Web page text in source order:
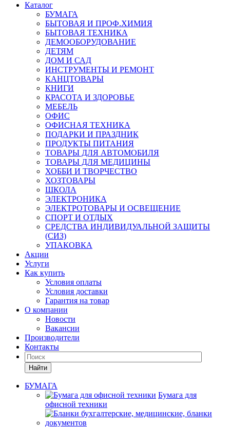
Каталог
БУМАГА
БЫТОВАЯ И ПРОФ.ХИМИЯ
БЫТОВАЯ ТЕХНИКА
ДЕМООБОРУДОВАНИЕ
ДЕТЯМ
ДОМ И САД
ИНСТРУМЕНТЫ И РЕМОНТ
КАНЦТОВАРЫ
КНИГИ
КРАСОТА И ЗДОРОВЬЕ
МЕБЕЛЬ
ОФИС
ОФИСНАЯ ТЕХНИКА
ПОДАРКИ И ПРАЗДНИК
ПРОДУКТЫ ПИТАНИЯ
ТОВАРЫ ДЛЯ АВТОМОБИЛЯ
ТОВАРЫ ДЛЯ МЕДИЦИНЫ
ХОББИ И ТВОРЧЕСТВО
ХОЗТОВАРЫ
ШКОЛА
ЭЛЕКТРОНИКА
ЭЛЕКТРОТОВАРЫ И ОСВЕЩЕНИЕ
СПОРТ И ОТДЫХ
СРЕДСТВА ИНДИВИДУАЛЬНОЙ ЗАЩИТЫ
(СИЗ)
УПАКОВКА
Акции
Услуги
Как купить
Условия оплаты
Условия доставки
Гарантия на товар
О компании
Новости
Вакансии
Производители
Контакты
Найти
БУМАГА
Бумага для
офисной техники